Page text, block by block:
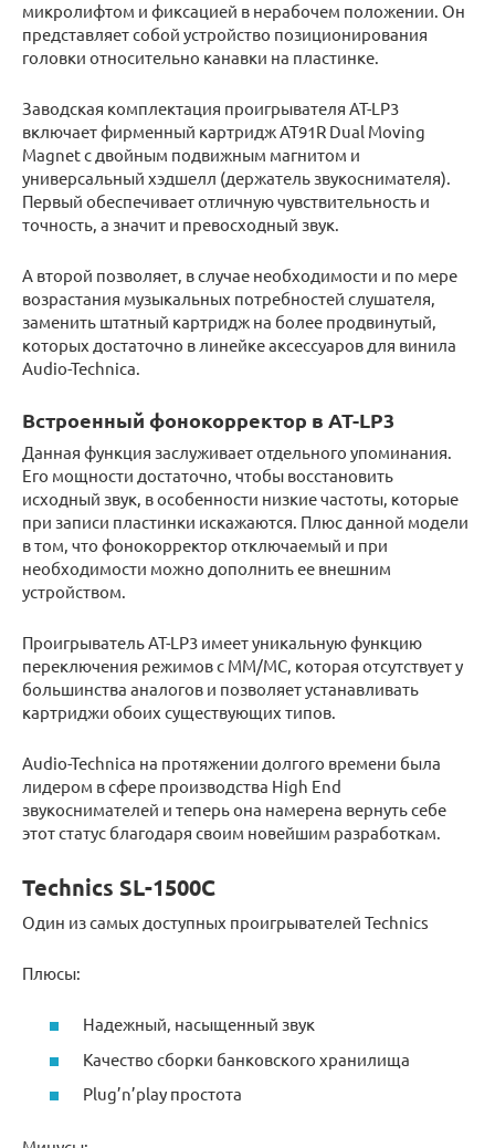
микролифтом и фиксацией в нерабочем положении. Он
представляет собой устройство позиционирования
головки относительно канавки на пластинке.
Заводская комплектация проигрывателя AT-LP3
включает фирменный картридж AT91R Dual Moving
Magnet с двойным подвижным магнитом и
универсальный хэдшелл (держатель звукоснимателя).
Первый обеспечивает отличную чувствительность и
точность, а значит и превосходный звук.
А второй позволяет, в случае необходимости и по мере
возрастания музыкальных потребностей слушателя,
заменить штатный картридж на более продвинутый,
которых достаточно в линейке аксессуаров для винила
Audio-Technica.
Встроенный фонокорректор в AT-LP3
Данная функция заслуживает отдельного упоминания.
Его мощности достаточно, чтобы восстановить
исходный звук, в особенности низкие частоты, которые
при записи пластинки искажаются. Плюс данной модели
в том, что фонокорректор отключаемый и при
необходимости можно дополнить ее внешним
устройством.
Проигрыватель AT-LP3 имеет уникальную функцию
переключения режимов с MM/MC, которая отсутствует у
большинства аналогов и позволяет устанавливать
картриджи обоих существующих типов.
Audio-Technica на протяжении долгого времени была
лидером в сфере производства High End
звукоснимателей и теперь она намерена вернуть себе
этот статус благодаря своим новейшим разработкам.
Technics SL-1500C
Один из самых доступных проигрывателей Technics
Плюсы:
Надежный, насыщенный звук
Качество сборки банковского хранилища
Plug’n’play простота